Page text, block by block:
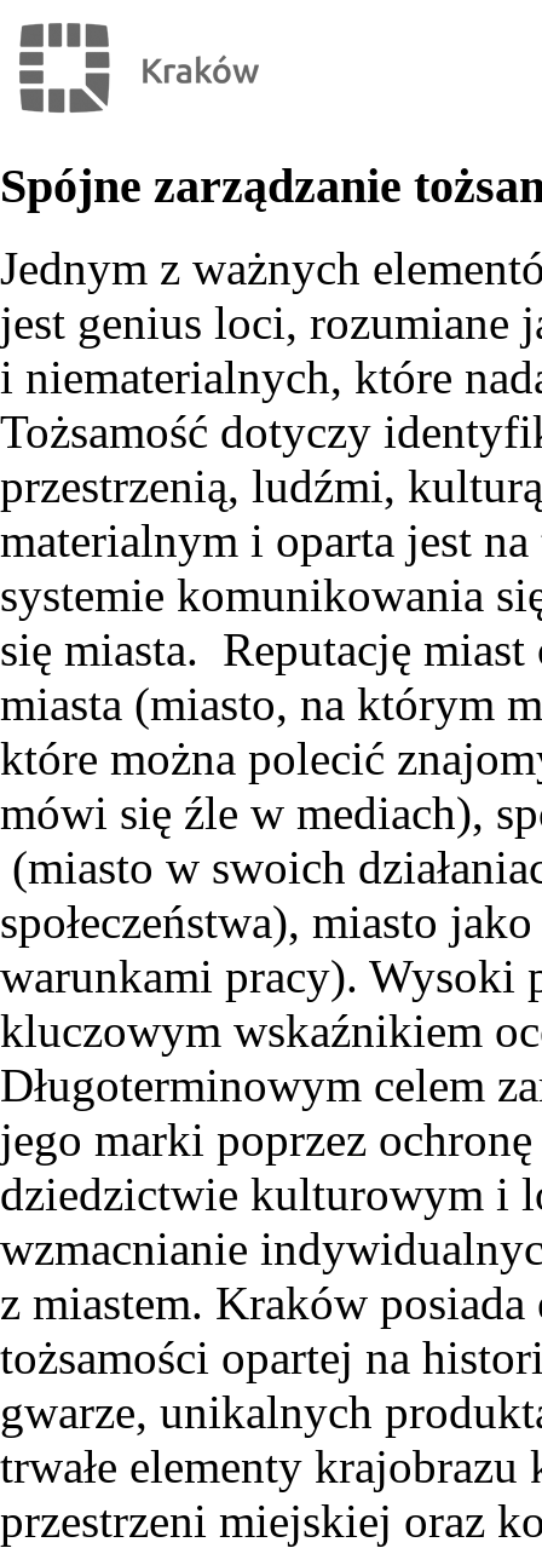
Spójne zarządzanie
Jednym z ważnych
jest genius loci, rozumiane
i niematerialnych, które
Tożsamość dotyczy
przestrzenią, ludźmi,
materialnym i oparta jest
systemie komunikowania
się miasta. Reputację
miasta (miasto, na którym
które można polecić
mówi się źle w mediach),
(miasto w swoich
społeczeństwa), miasto
warunkami pracy). Wysoki
kluczowym wskaźnikiem
Długoterminowym celem
jego marki poprzez
dziedzictwie kulturowym i
wzmacnianie
z miastem. Kraków
tożsamości opartej na
gwarze, unikalnych
trwałe elementy
przestrzeni miejskiej oraz